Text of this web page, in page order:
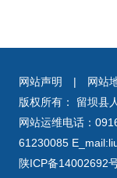
网站声明 |
网站
版权所有： 留坝县
网站运维电话：
61230085
陕ICP备14002692